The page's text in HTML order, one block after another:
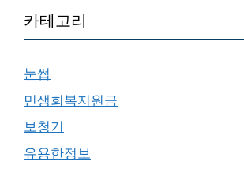
카테고리
눈썹
민생회복지원금
보청기
유용한정보